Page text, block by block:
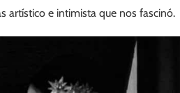
artístico e intimista que nos fascinó.